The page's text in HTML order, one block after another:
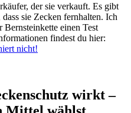
der sie verkauft. Es gibt
sie Zecken fernhalten. Ich
Bernsteinkette einen Test
findest du hier:
nicht!
wirkt –